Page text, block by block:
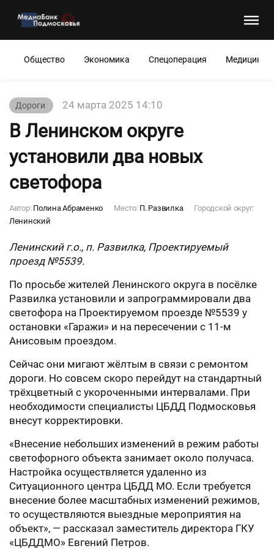
Общество Экономика Спецоперация Медицина
Дороги 24 марта 2025 14:10
В Ленинском округе
установили два новых
светофора
Автор: Полина Абраменко Место: П. Развилка
Городской округ:
Ленинский
Ленинский г.о., п. Развилка, Проектируемый
проезд №5539.
По просьбе жителей Ленинского округа в посёлке
Развилка установили и запрограммировали два
светофора на Проектируемом проезде №5539 у
остановки «Гаражи» и на пересечении с 11-м
Анисовым проездом.
Сейчас они мигают жёлтым в связи с ремонтом
дороги. Но совсем скоро перейдут на стандартный
трёхцветный с укороченными интервалами. При
необходимости специалисты ЦБДД Подмосковья
внесут корректировки.
«Внесение небольших изменений в режим работы
светофорного объекта занимает около получаса.
Настройка осуществляется удаленно из
Ситуационного центра ЦБДД МО. Если требуется
внесение более масштабных изменений режимов,
то осуществляются выездные мероприятия на
объект», — рассказал заместитель директора ГКУ
«ЦБДДМО» Евгений Петров.